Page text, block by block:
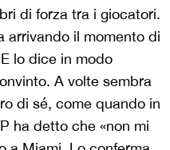
di forza tra i giocatori.
arrivando il momento di
lo dice in modo
A volte sembra
di sé, come quando in
ha detto che «non mi